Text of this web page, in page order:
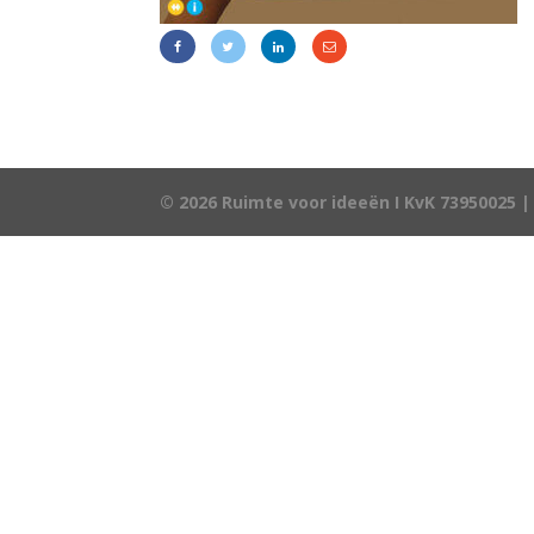
© 2026 Ruimte voor ideeën I KvK 73950025 |